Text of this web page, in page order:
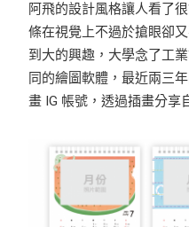
阿飛的設計風格讓人看了
條在視覺上不過於搶眼卻
到大的興趣，大學念了工
同的繪圖軟體，最近兩三
畫 IG 帳號，透過插畫分享